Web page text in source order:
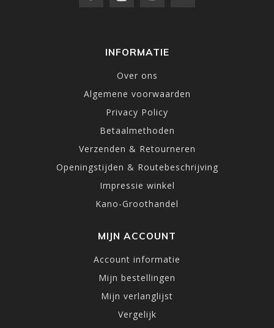
INFORMATIE
Over ons
Algemene voorwaarden
Privacy Policy
Betaalmethoden
Verzenden & Retourneren
Openingstijden & Routebeschrijving
Impressie winkel
Kano-Groothandel
MIJN ACCOUNT
Account informatie
Mijn bestellingen
Mijn verlanglijst
Vergelijk